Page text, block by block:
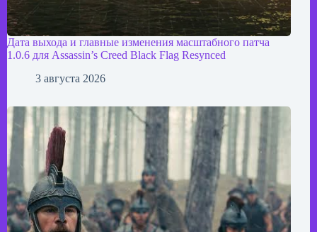
Дата выхода и главные изменения масштабного патча
1.0.6 для Assassin’s Creed Black Flag Resynced
3 августа 2026